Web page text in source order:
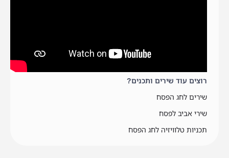
רוצים עוד שירים ותכנים?
שירים לחג הפסח
שירי אביב לפסח
תכניות טלוויזיה לחג הפסח